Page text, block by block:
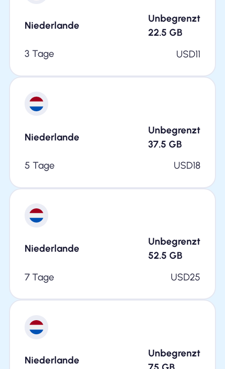
Niederlande
Unbegrenzt
22.5 GB
3 Tage
USD11
Niederlande
Unbegrenzt
37.5 GB
5 Tage
USD18
Niederlande
Unbegrenzt
52.5 GB
7 Tage
USD25
Niederlande
Unbegrenzt